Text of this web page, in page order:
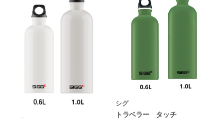
シグ
トラベラー タッチ